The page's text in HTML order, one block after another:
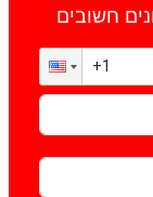
חשובים